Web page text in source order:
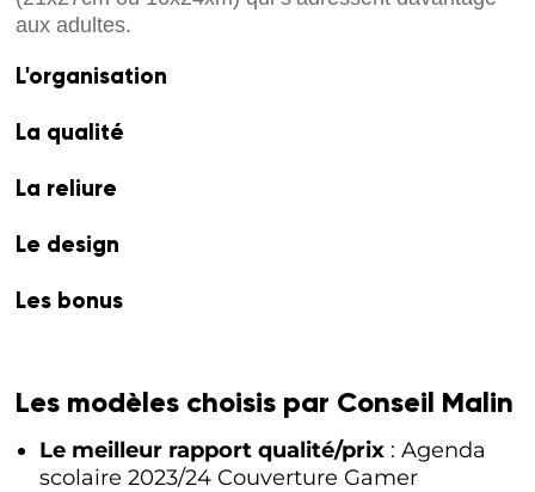
aux adultes.
L'organisation
La qualité
La reliure
Le design
Les bonus
Les modèles choisis par Conseil Malin
Le meilleur rapport qualité/prix : Agenda
scolaire 2023/24 Couverture Gamer